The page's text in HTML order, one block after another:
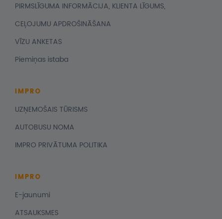
PIRMSLĪGUMA INFORMĀCIJA, KLIENTA LĪGUMS,
CEĻOJUMU APDROŠINĀŠANA
VĪZU ANKETAS
Piemiņas istaba
IMPRO
UZŅEMOŠAIS TŪRISMS
AUTOBUSU NOMA
IMPRO PRIVĀTUMA POLITIKA
IMPRO
E-jaunumi
ATSAUKSMES